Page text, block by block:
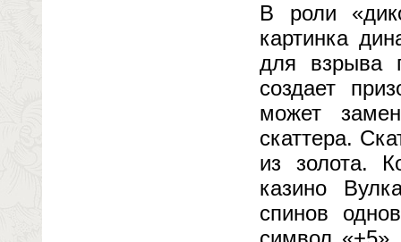
В роли
картинка
для взрыва
создает
может
скаттера.
из золота.
казино
спинов